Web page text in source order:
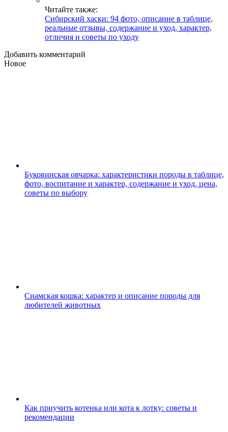
Читайте также:
Сибирский хаски: 94 фото, описание в таблице,
реальные отзывы, содержание и уход, характер,
отличия и советы по уходу
Добавить комментарий
Новое
Буковинская овчарка: характеристики породы в таблице,
фото, воспитание и характер, содержание и уход, цена,
советы по выбору
Сиамская кошка: характер и описание породы для
любителей животных
Как приучить котенка или кота к лотку: советы и
рекомендации